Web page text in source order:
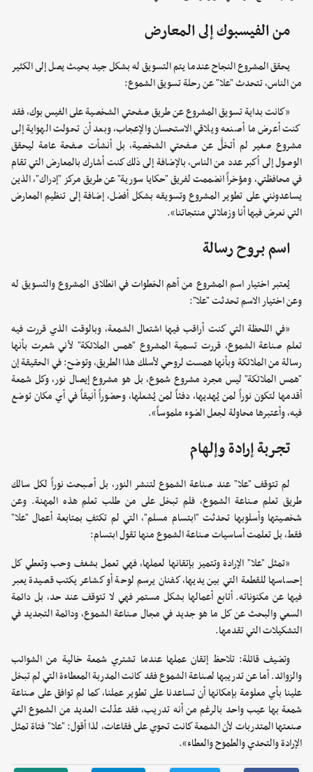
من الفيسبوك إلى المعارض
يحقق المشروع النجاح عندما يتم التسويق له بشكل جيد بحيث يصل إلى الكثير
من الناس، تتحدث "علا" عن رحلة تسويق الشموع:
«كانت بداية تسويق المشروع عن طريق صفحتي الشخصية على الفيس بوك، فقد
كنت أعرض ما أصنعه ويلاقي الاستحسان والإعجاب، وبعد أن تحولت الهواية إلى
مشروع صغير لم أتخلَّ عن صفحتي الشخصية، بل أنشأت صفحة عامة ليحقق
الوصول إلى أكبر عدد من الناس، بالإضافة إلى ذلك كنت أشارك بالمعارض التي تقام
في محافظتي، ومؤخراً انضممت لفريق "حكايا سورية" عن طريق مركز "إدراك"، الذين
يساعدونني على تطوير المشروع وتسويقه بشكل أفضل، إضافة إلى تنظيم المعارض
التي نعرض فيها أنا وزملائي منتجاتنا».
اسم بروح رسالة
يُعتبر اختيار اسم المشروع من أهم الخطوات في انطلاق المشروع والتسويق له
وعن اختيار الاسم تحدثت "علا":
«في اللحظة التي كنت أراقب فيها اشتعال الشمعة، وبالوقت الذي قررت فيه
تعلم صناعة الشموع، قررت تسمية المشروع "همس الملائكة" لأني شعرت بأنها
رسالة من الملائكة وبأنها همست لروحي لأسلك هذا الطريق، وتوضح: في الحقيقة إن
"همس الملائكة" ليس مجرد مشروع شموع، بل هو مشروع إيصال نور، وكل شمعة
أقدمها لتكون نوراً لمن يُهديها، دفئاً لمن يُشعلها، وحضوراً أنيقاً في أي مكان توضع
فيه، وأعتبرها محاولة لجعل الضوء ملموساً».
تجربة إرادة وإلهام
لم تتوقف "علا" عند صناعة الشموع لتنشر النور، بل أصبحت نوراً لكل سالك
طريق تعلم صناعة الشموع، فلم تبخل على من طلب تعلم هذه المهنة. وعن
شخصيتها وأسلوبها تحدثت "ابتسام مسلم"، التي لم تكتفِ بمتابعة أعمال "علا"
فقط، بل تعلمت أساسيات صناعة الشموع منها تقول ابتسام:
«تمثل "علا" الإرادة وتتميز بإتقانها لعملها، فهي تعمل بشغف وحب وتعطي كل
إحساسها للقطعة التي بين يديها، كفنان يرسم لوحة أو كشاعر يكتب قصيدة يعبر
فيها عن مكنوناته. أتابع أعمالها بشكل مستمر فهي لا تتوقف عند حد، بل دائمة
السعي والبحث عن كل ما هو جديد في مجال صناعة الشموع، ودائمة التجديد في
التشكيلات التي تقدمها.
وتضيف قائلة: تلاحظ إتقان عملها عندما تشتري شمعة خالية من الشوائب
والزوائد. أما عن تدريبها لصناعة الشموع فقد كانت المدربة المعطاءة التي لم تبخل
علينا بأي معلومة بإمكانها أن تساعدنا على تطوير عملنا، كما لم توافق على صناعة
شمعة بها عيب واحد بالرغم من أنه تدريب، فقد عدّلت العديد من الشموع التي
صنعتها المتدربات لأن الشمعة كانت تحوي على فقاعات، لذا أقول: "علا" فتاة تمثل
الإرادة والتحدي والطموح والعطاء».